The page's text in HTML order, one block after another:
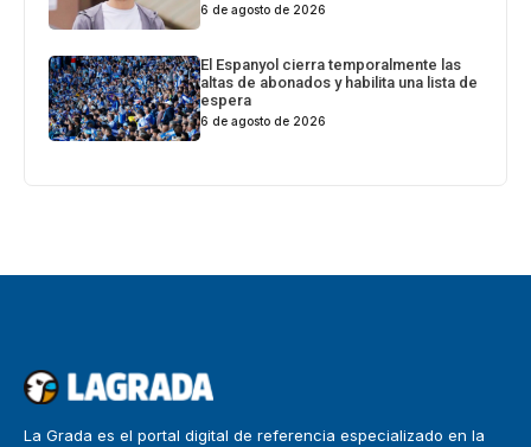
6 de agosto de 2026
El Espanyol cierra temporalmente las
altas de abonados y habilita una lista de
espera
6 de agosto de 2026
La Grada es el portal digital de referencia especializado en la